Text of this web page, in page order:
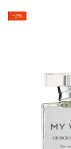
−2%